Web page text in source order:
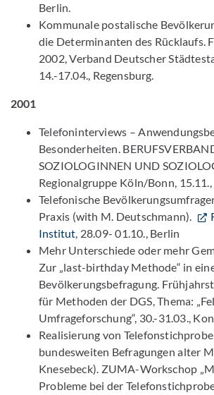
Berlin.
Kommunale postalische
die Determinanten des Rücklaufs.
2002, Verband Deutscher
14.-17.04., Regensburg.
2001
Telefoninterviews –
Besonderheiten.
SOZIOLOGINNEN UND
Regionalgruppe Köln/Bonn,
Telefonische
Praxis (with M. Deutschmann).
Institut, 28.09- 01.10., Berlin
Mehr Unterschiede oder mehr
Zur „last-birthday Methode“ in
Bevölkerungsbefragung.
für Methoden der DGS, Thema:
Umfrageforschung“, 30.-31.03.,
Realisierung von
bundesweiten Befragungen alter
Knesebeck). ZUMA-Workschop
Probleme bei der